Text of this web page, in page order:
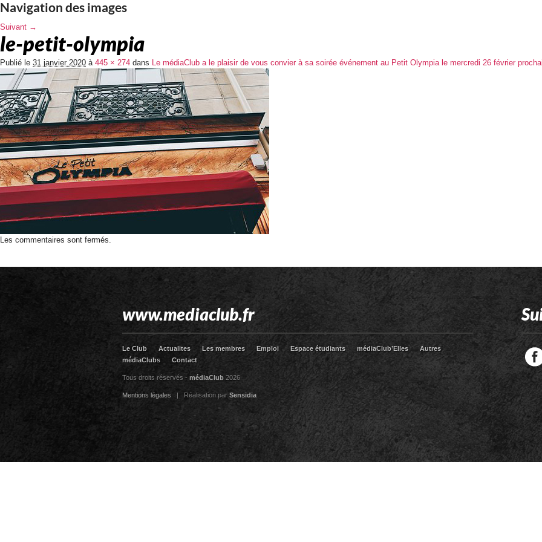
Navigation des images
Suivant →
le-petit-olympia
Publié le 31 janvier 2020 à 445 × 274 dans Le médiaClub a le plaisir de vous convier à sa soirée événement au Petit Olympia le mercredi 26 février
Les commentaires sont fermés.
www.mediaclub.fr
Le Club Actualites Les membres Emploi Espace étudiants médiaClub’Elles
Autres
médiaClubs
Contact
Tous droits réservés - médiaClub 2026
Mentions légales | Réalisation par Sensidia
FacebookTwitter RSS LinkedIn